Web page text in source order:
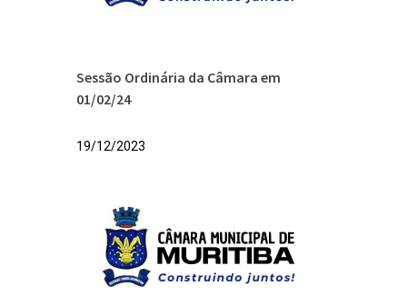
Sessão Ordinária da Câmara em
01/02/24
19/12/2023